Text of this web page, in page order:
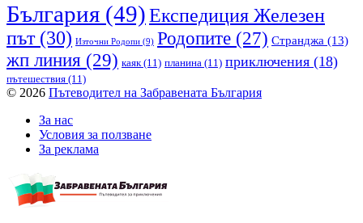
България (49)Експедиция Железен
път(30) Източни Родопи (9) Родопите (27) Странджа (13)
жп линия (29) каяк(11) планина (11) приключения (18)
пътешествия (11)
© 2026 Пътеводител на Забравената България
За нас
Условия за ползване
За реклама